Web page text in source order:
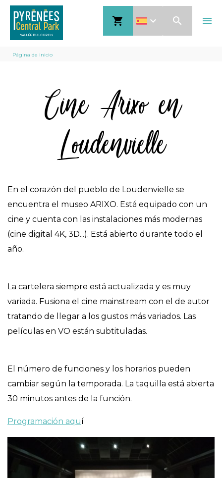
Pasar
contenido
principal
search menu
shopping_cart
Sobrescribir
ayuda
navegación
Página de inicio
Cine Arixo en
Loudenvielle
En el corazón del pueblo de Loudenvielle se
encuentra el museo ARIXO. Está equipado con un
cine y cuenta con las instalaciones más modernas
(cine digital 4K, 3D...). Está abierto durante todo el
año.
La cartelera siempre está actualizada y es muy
variada. Fusiona el cine mainstream con el de autor
tratando de llegar a los gustos más variados. Las
películas en VO están subtituladas.
El número de funciones y los horarios pueden
cambiar según la temporada. La taquilla está abierta
30 minutos antes de la función.
Programación aquí